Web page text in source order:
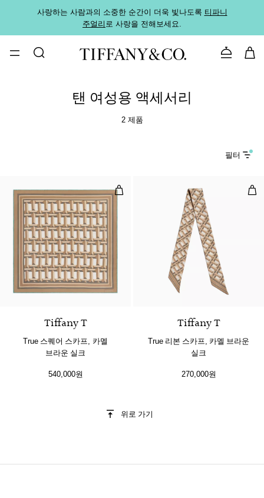
사랑하는 사람과의 소중한 순간이 더욱 빛나도록 티파니
주얼리로 사랑을 전해보세요.
문의하기
탠 여성용 액세서리
2 제품
필터
True 스퀘어 스카프, 카멜 브라운 실
Tiffany T
True 스퀘어 스카프, 카멜
브라운 실크
540,000원
Tiffany T
True 리본 스카프, 카멜 브라운
실크
270,000원
위로 가기